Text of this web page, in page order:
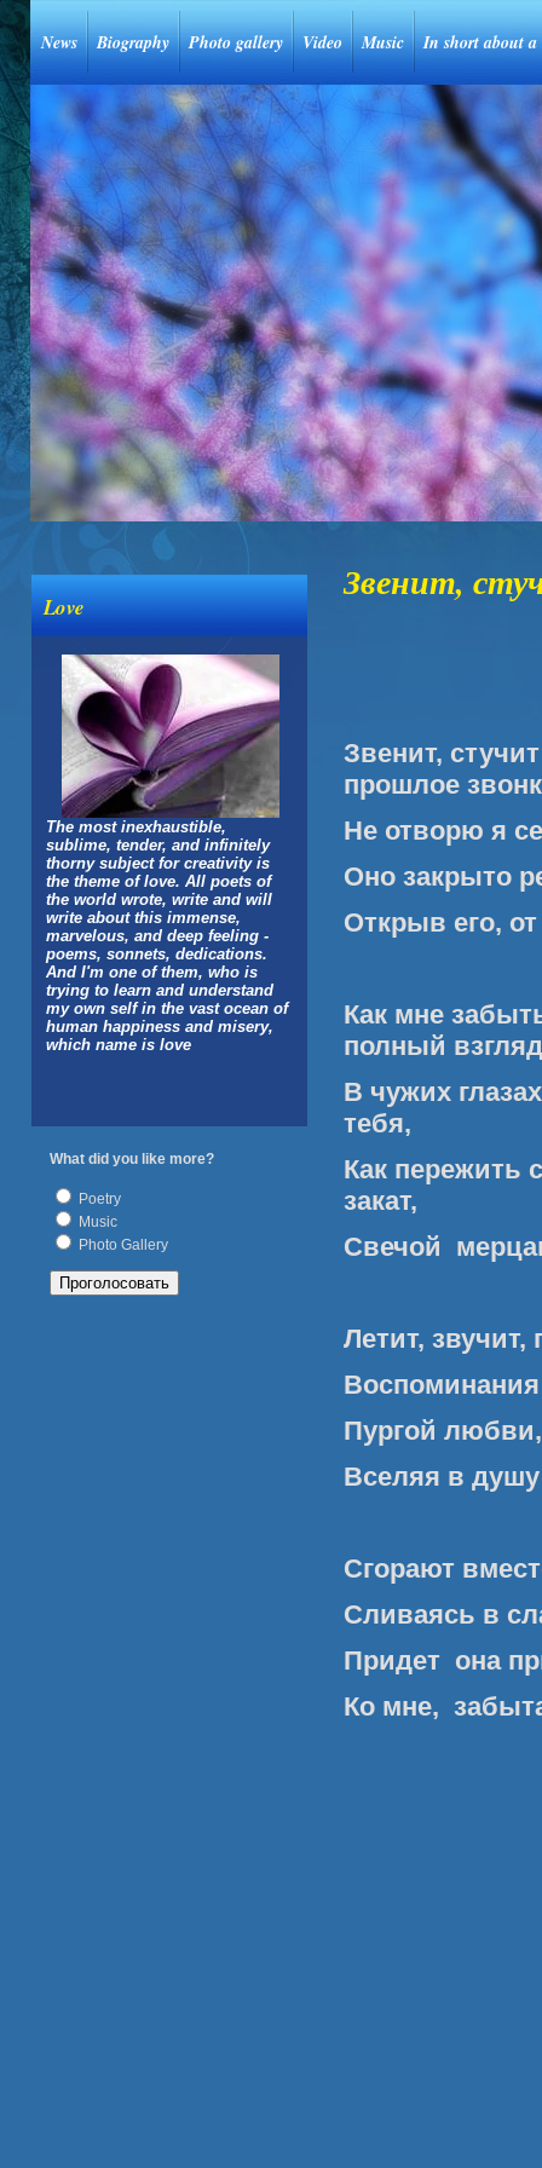
News Biography Photo gallery Video Music In short about
Love
The most inexhaustible,
sublime, tender, and infinitely
thorny subject for creativity is
the theme of love. All poets of
the world wrote, write and will
write about this immense,
marvelous, and deep feeling -
poems, sonnets, dedications.
And I'm one of them, who is
trying to learn and understand
my own self in the vast ocean of
human happiness and misery,
which name is love
What did you like more?
Poetry
Music
Photo Gallery
Звенит,
Звенит,
прошлое
Не отворю я
Оно закрыто
Открыв его,
Как мне
полный
В чужих
тебя,
Как пережить
закат,
Свечой
Летит, звучит,
Пургой
Вселяя в душу
Сгорают
Сливаясь в
Придет она
Ко мне,